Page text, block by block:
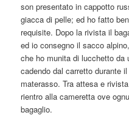
son presentato in cappotto
giacca di pelle; ed ho fatto
requisite. Dopo la rivista il
ed io consegno il sacco
che ho munita di lucchetto da
cadendo dal carretto durante
materasso. Tra attesa e
rientro alla cameretta ove
bagaglio.